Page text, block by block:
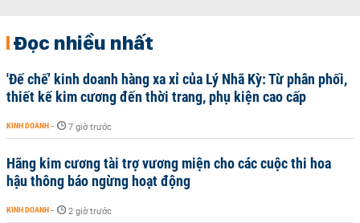
Đọc nhiều nhất
'Đế chế’ kinh doanh hàng xa xỉ của Lý Nhã Kỳ: Từ phân phối,
thiết kế kim cương đến thời trang, phụ kiện cao cấp
KINH DOANH - 7 giờ trước
Hãng kim cương tài trợ vương miện cho các cuộc thi hoa
hậu thông báo ngừng hoạt động
KINH DOANH - 2 giờ trước